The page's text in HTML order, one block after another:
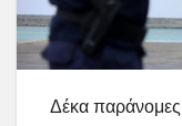
Δέκα παράνομες,